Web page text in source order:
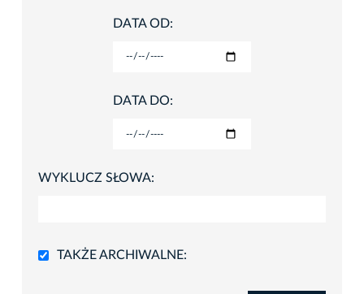
DATA OD:
DATA DO:
WYKLUCZ SŁOWA:
TAKŻE ARCHIWALNE: